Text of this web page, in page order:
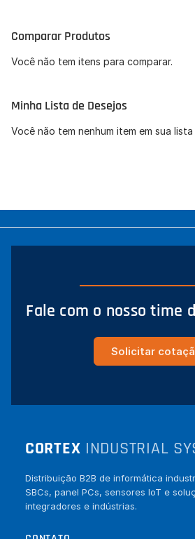
Comparar Produtos
Você não tem itens para comparar.
Minha Lista de Desejos
Você não tem nenhum item em sua
Fale com o nosso time
Solicitar
CORTEX INDUSTRIAL
Distribuição B2B de informática
SBCs, panel PCs, sensores IoT e
integradores e indústrias.